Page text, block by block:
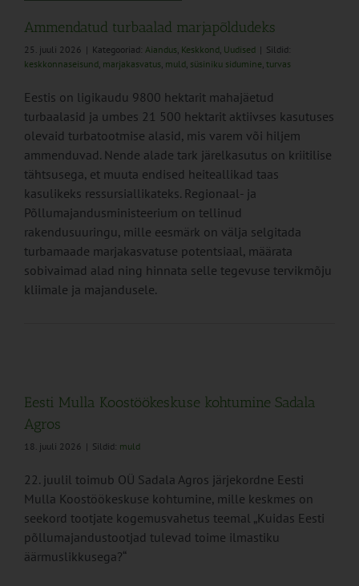
Ammendatud turbaalad marjapõldudeks
25. juuli 2026 | Kategooriad: Aiandus, Keskkond, Uudised | Sildid:
keskkonnaseisund, marjakasvatus, muld, süsiniku sidumine, turvas
Eestis on ligikaudu 9800 hektarit mahajäetud
turbaalasid ja umbes 21 500 hektarit aktiivses kasutuses
olevaid turbatootmise alasid, mis varem või hiljem
ammenduvad. Nende alade tark järelkasutus on kriitilise
tähtsusega, et muuta endised heiteallikad taas
kasulikeks ressursiallikateks. Regionaal- ja
Põllumajandusministeerium on tellinud
rakendusuuringu, mille eesmärk on välja selgitada
turbamaade marjakasvatuse potentsiaal, määrata
sobivaimad alad ning hinnata selle tegevuse tervikmõju
kliimale ja majandusele.
Eesti Mulla Koostöökeskuse kohtumine Sadala
Agros
18. juuli 2026 | Sildid: muld
22. juulil toimub OÜ Sadala Agros järjekordne Eesti
Mulla Koostöökeskuse kohtumine, mille keskmes on
seekord tootjate kogemusvahetus teemal „Kuidas Eesti
põllumajandustootjad tulevad toime ilmastiku
äärmuslikkusega?“